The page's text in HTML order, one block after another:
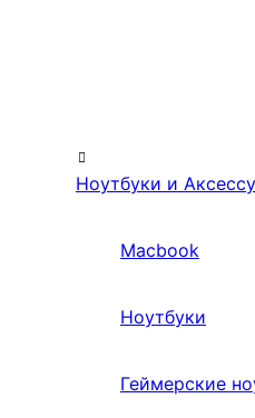
Ноутбуки и
Macbook
Ноутбуки
Геймерские